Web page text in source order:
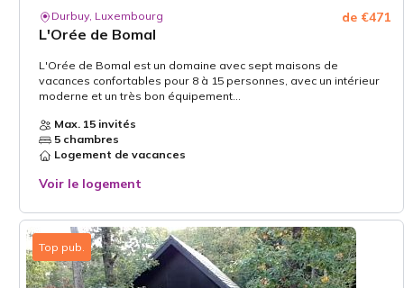
Durbuy, Luxembourg
L'Orée de Bomal
de €471
L'Orée de Bomal est un domaine avec sept maisons de
vacances confortables pour 8 à 15 personnes, avec un intérieur
moderne et un très bon équipement...
Max. 15 invités
5 chambres
Logement de vacances
Voir le logement
Top pub.